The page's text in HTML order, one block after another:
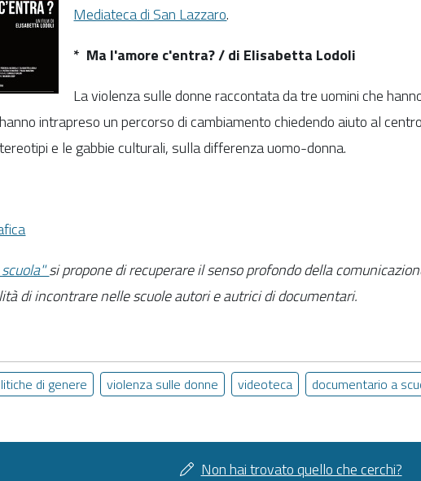
Mediateca di San Lazzaro.
* Ma l'amore c'entra? / di Elisabetta Lodoli
La violenza sulle donne raccontata da tre uomini che
intrapreso un percorso di cambiamento chiedendo aiuto al
e le gabbie culturali, sulla differenza uomo-donna.
si propone di recuperare il senso profondo della
di incontrare nelle scuole autori e autrici di documentari.
di genere violenza sulle donne videoteca documentario a
twitter
Non hai trovato quello che cerchi?